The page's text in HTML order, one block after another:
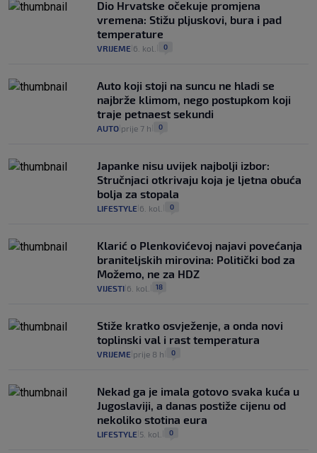
Dio Hrvatske očekuje promjena
vremena: Stižu pljuskovi, bura i pad
temperature
VRIJEME 6. kol. 0
Auto koji stoji na suncu ne hladi se
najbrže klimom, nego postupkom koji
traje petnaest sekundi
AUTO prije 7 h 0
Japanke nisu uvijek najbolji izbor:
Stručnjaci otkrivaju koja je ljetna obuća
bolja za stopala
LIFESTYLE 6. kol. 0
Klarić o Plenkovićevoj najavi povećanja
braniteljskih mirovina: Politički bod za
Možemo, ne za HDZ
VIJESTI 6. kol. 18
Stiže kratko osvježenje, a onda novi
toplinski val i rast temperatura
VRIJEME prije 8 h 0
Nekad ga je imala gotovo svaka kuća u
Jugoslaviji, a danas postiže cijenu od
nekoliko stotina eura
LIFESTYLE 5. kol. 0